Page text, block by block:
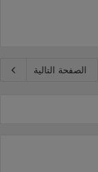
الصفحة التالية